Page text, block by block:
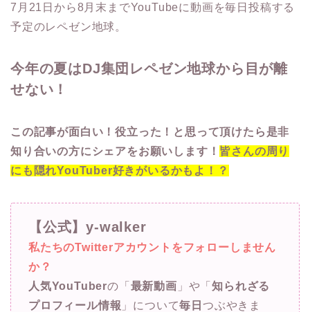
7月21日から8月末までYouTubeに動画を毎日投稿する
予定のレペゼン地球。
今年の夏はDJ集団レペゼン地球から目が離
せない！
この記事が面白い！役立った！と思って頂けたら是非
知り合いの方にシェアをお願いします！ 皆さんの周り
にも隠れYouTuber好きがいるかもよ！？
【公式】y-walker
私たちのTwitterアカウントをフォローしません
か？
人気YouTuberの「 最新動画 」や「知られざる
プロフィール情報 」について毎日つぶやきま